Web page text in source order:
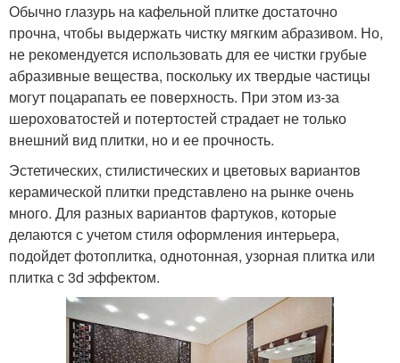
Обычно глазурь на кафельной плитке достаточно
прочна, чтобы выдержать чистку мягким абразивом. Но,
не рекомендуется использовать для ее чистки грубые
абразивные вещества, поскольку их твердые частицы
могут поцарапать ее поверхность. При этом из-за
шероховатостей и потертостей страдает не только
внешний вид плитки, но и ее прочность.
Эстетических, стилистических и цветовых вариантов
керамической плитки представлено на рынке очень
много. Для разных вариантов фартуков, которые
делаются с учетом стиля оформления интерьера,
подойдет фотоплитка, однотонная, узорная плитка или
плитка с 3d эффектом.